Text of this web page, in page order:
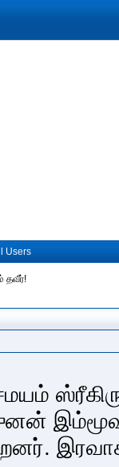
Users
தவீர்!